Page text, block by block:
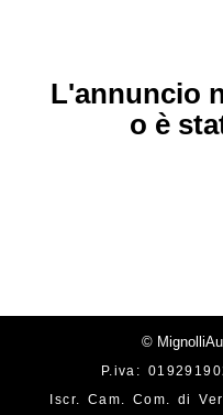
L'annuncio
o è
©
P.iva:
Iscr. Cam. Com. di